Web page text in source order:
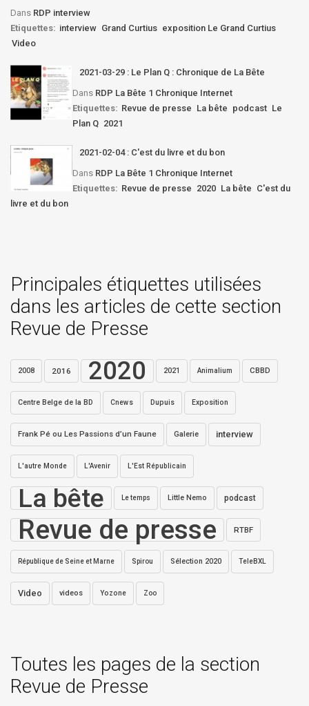
Dans RDP interview
Etiquettes: interview Grand Curtius exposition Le Grand Curtius
Video
2021-03-29 : Le Plan Q : Chronique de La Bête
Dans RDP La Bête 1 Chronique Internet
Etiquettes: Revue de presse La bête podcast Le
Plan Q 2021
2021-02-04 : C'est du livre et du bon
Dans RDP La Bête 1 Chronique Internet
Etiquettes: Revue de presse 2020 La bête C'est du
livre et du bon
Principales étiquettes utilisées
dans les articles de cette section
Revue de Presse
2008 2016 2020 2021 Animalium CBBD
Centre Belge de la BD Cnews Dupuis Exposition
Frank Pé ou Les Passions d’un Faune Galerie interview
L'autre Monde L'Avenir L'Est Républicain
La bête Le temps Little Nemo podcast
Revue de presse RTBF
République de Seine et Marne Spirou Sélection 2020 TeleBXL
Video videos Yozone Zoo
Toutes les pages de la section
Revue de Presse